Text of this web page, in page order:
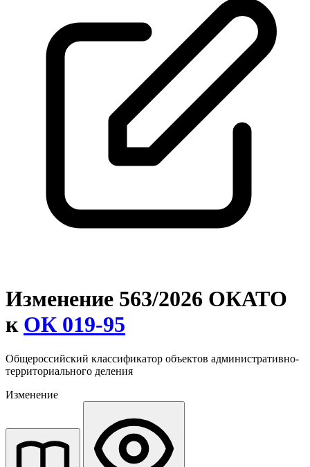
Изменение 563/2026 ОКАТО
к ОК 019-95
Общероссийский классификатор объектов административно-
территориального деления
Изменение